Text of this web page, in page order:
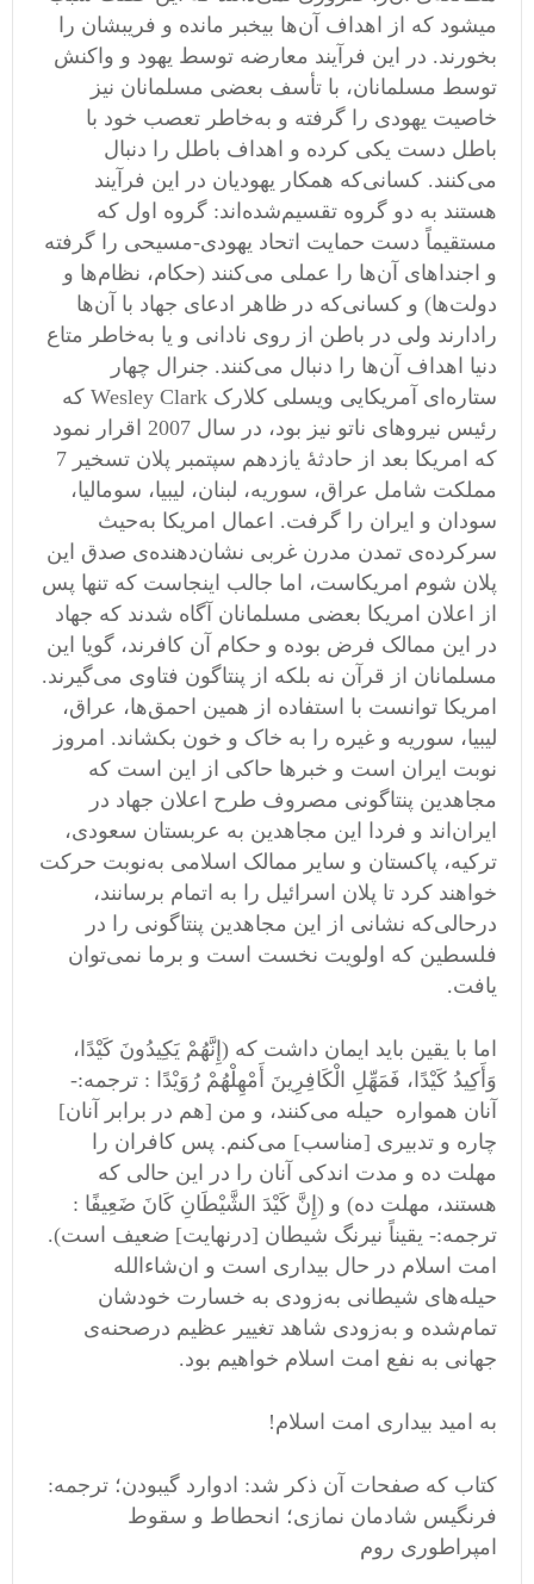
میشود که از اهداف آن‌ها بیخبر مانده و فریبشان را
بخورند. در این فرآیند معارضه توسط یهود و واکنش
توسط مسلمانان، با تأسف بعضی مسلمانان نیز
خاصیت یهودی را گرفته و به‌خاطر تعصب خود با
باطل دست یکی کرده و اهداف باطل را دنبال
می‌کنند. کسانی‌که همکار یهودیان در این فرآیند
هستند به دو گروه تقسیم‌شده‌اند: گروه اول که
مستقیماً دست حمایت اتحاد یهودی-مسیحی را گرفته
و اجنداهای آن‌ها را عملی می‌کنند (حکام، نظام‌ها و
دولت‌ها) و کسانی‌که در ظاهر ادعای جهاد با آن‌ها
رادارند ولی در باطن از روی نادانی و یا به‌خاطر متاع
دنیا اهداف آن‌ها را دنبال می‌کنند. جنرال چهار
ستاره‌ای آمریکایی ویسلی کلارک Wesley Clark که
رئیس نیروهای ناتو نیز بود، در سال 2007 اقرار نمود
که امریکا بعد از حادثۀ یازدهم سپتمبر پلان تسخیر 7
مملکت شامل عراق، سوریه، لبنان، لیبیا، سومالیا،
سودان و ایران را گرفت. اعمال امریکا به‌حیث
سرکرده‌ی تمدن مدرن غربی نشان‌دهنده‌ی صدق این
پلان شوم امریکاست، اما جالب اینجاست که تنها پس
از اعلان امریکا بعضی مسلمانان آگاه شدند که جهاد
در این ممالک فرض بوده و حکام آن کافرند، گویا این
مسلمانان از قرآن نه بلکه از پنتاگون فتاوی می‌گیرند.
امریکا توانست با استفاده از همین احمق‌ها، عراق،
لیبیا، سوریه و غیره را به خاک و خون بکشاند. امروز
نوبت ایران است و خبرها حاکی از این است که
مجاهدین پنتاگونی مصروف طرح اعلان جهاد در
ایران‌اند و فردا این مجاهدین به عربستان سعودی،
ترکیه، پاکستان و سایر ممالک اسلامی به‌نوبت حرکت
خواهند کرد تا پلان اسرائیل را به اتمام برسانند،
درحالی‌که نشانی از این مجاهدین پنتاگونی را در
فلسطین که اولویت نخست است و برما نمی‌توان
یافت.
اما با یقین باید ایمان داشت که (إِنَّهُمْ يَكِيدُونَ كَيْدًا،
وَأَكِيدُ كَيْدًا، فَمَهِّلِ الْكَافِرِينَ أَمْهِلْهُمْ رُوَيْدًا : ترجمه:-
آنان همواره حیله می‌کنند، و من [هم در برابر آنان]
چاره و تدبیری [مناسب] می‌کنم. پس کافران را
مهلت ده و مدت اندکی آنان را در این حالی که
هستند، مهلت ده) و (إِنَّ كَيْدَ الشَّيْطَانِ كَانَ ضَعِيفًا :
ترجمه:- یقیناً نيرنگ شيطان [درنهایت] ضعيف است).
امت اسلام در حال بیداری است و ان‌شاءالله
حیله‌های شیطانی به‌زودی به خسارت خودشان
تمام‌شده و به‌زودی شاهد تغییر عظیم درصحنه‌ی
جهانی به نفع امت اسلام ‌خواهیم بود.
به امید بیداری امت اسلام!
کتاب که صفحات آن ذکر شد: ادوارد گیبودن؛ ترجمه:
فرنگیس شادمان نمازی؛ انحطاط و سقوط
امپراطوری روم